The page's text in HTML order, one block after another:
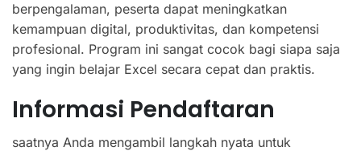
berpengalaman, peserta dapat meningkatkan
kemampuan digital, produktivitas, dan kompetensi
profesional. Program ini sangat cocok bagi siapa saja
yang ingin belajar Excel secara cepat dan praktis.
Informasi Pendaftaran
saatnya Anda mengambil langkah nyata untuk